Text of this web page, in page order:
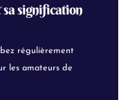
sa signification
régulièrement
les amateurs de